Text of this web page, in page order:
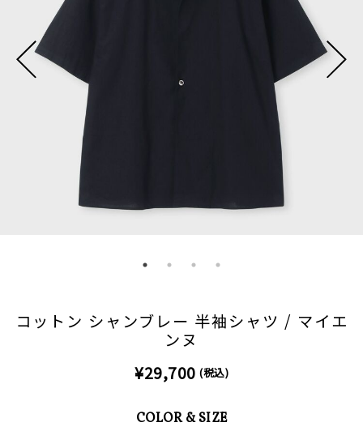
コットン シャンブレー 半袖シャツ / マイエ
ンヌ
¥29,700 (税込)
COLOR & SIZE